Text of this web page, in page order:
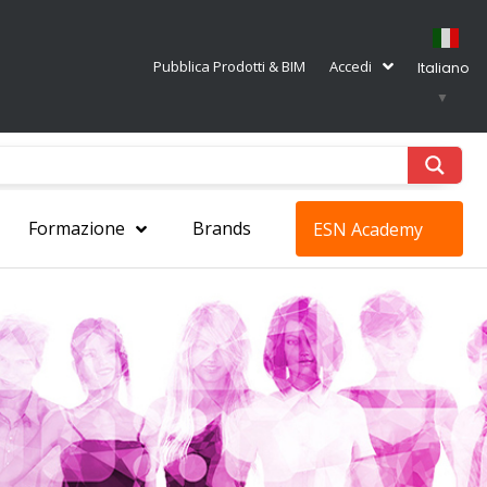
Pubblica Prodotti & BIM Accedi
Italiano
▼
Formazione Brands ESN Academy